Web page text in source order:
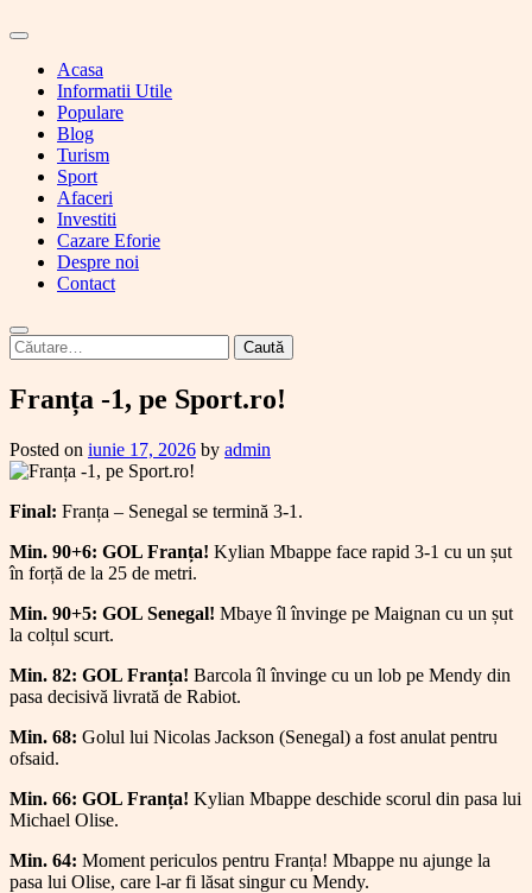
Acasa
Informatii Utile
Populare
Blog
Turism
Sport
Afaceri
Investiti
Cazare Eforie
Despre noi
Contact
Caută
după:
Franța -1, pe Sport.ro!
Posted on iunie 17, 2026 by admin
Final: Franța – Senegal se termină 3-1.
Min. 90+6: GOL Franța! Kylian Mbappe face rapid 3-1 cu un șut
în forță de la 25 de metri.
Min. 90+5: GOL Senegal! Mbaye îl învinge pe Maignan cu un șut
la colțul scurt.
Min. 82: GOL Franța! Barcola îl învinge cu un lob pe Mendy din
pasa decisivă livrată de Rabiot.
Min. 68: Golul lui Nicolas Jackson (Senegal) a fost anulat pentru
ofsaid.
Min. 66: GOL Franța! Kylian Mbappe deschide scorul din pasa lui
Michael Olise.
Min. 64: Moment periculos pentru Franța! Mbappe nu ajunge la
pasa lui Olise, care l-ar fi lăsat singur cu Mendy.